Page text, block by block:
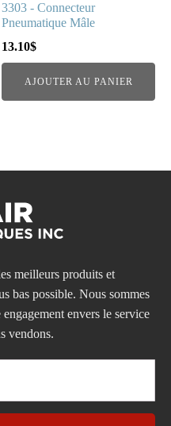
3303 - Connecteur
Pneumatique Mâle
13.10$
AJOUTER AU PANIER
meilleurs produits et
bas possible. Nous sommes
envers le service
vendons.